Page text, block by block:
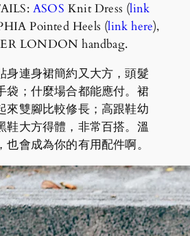
ASOS Knit Dress (link
Pointed Heels (link here),
LONDON handbag.
身連身裙簡約又大方，頭髮
袋；什麼場合都能應付。裙
來雙腳比較修長；高跟鞋幼
鞋大方得體，非常百搭。溫
會成為你的有用配件啊。